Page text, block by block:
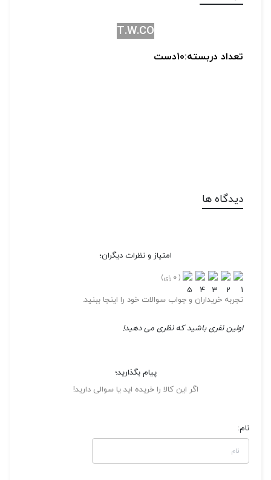
T.W.CO
تعداد دربسته:10دست
دیدگاه ها
امتیاز و نظرات دیگران؛
(
0 رای)
تجربه خریداران و جواب سوالات خود را اینجا ببنید.
اولین نفری باشید که نظری می دهید!
پیام بگذارید؛
اگر این کالا را خریده اید یا سوالی دارید!
نام: